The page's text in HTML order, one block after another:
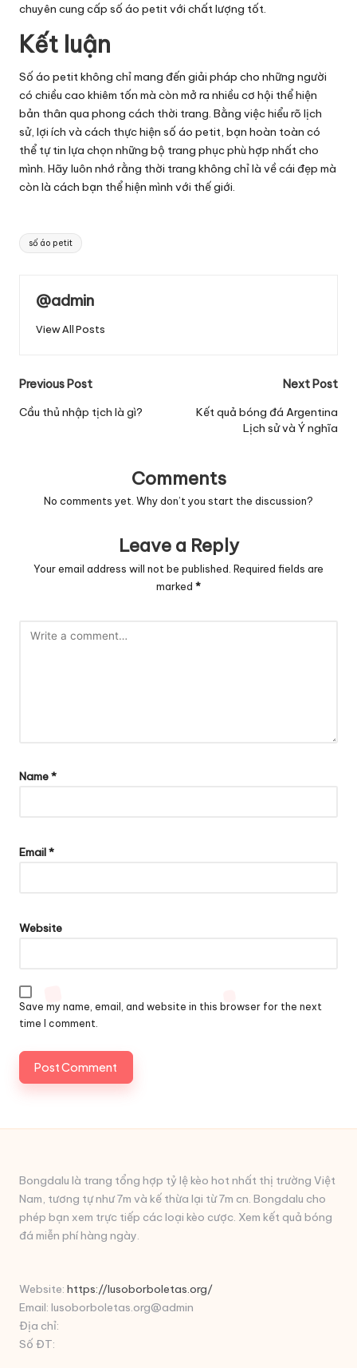
chuyên cung cấp số áo petit với chất lượng tốt.
Kết luận
Số áo petit không chỉ mang đến giải pháp cho những người
có chiều cao khiêm tốn mà còn mở ra nhiều cơ hội thể hiện
bản thân qua phong cách thời trang. Bằng việc hiểu rõ lịch
sử, lợi ích và cách thực hiện số áo petit, bạn hoàn toàn có
thể tự tin lựa chọn những bộ trang phục phù hợp nhất cho
mình. Hãy luôn nhớ rằng thời trang không chỉ là về cái đẹp mà
còn là cách bạn thể hiện mình với thế giới.
Tags:
số áo petit
@admin
View All Posts
Post
navigation
Previous Post
Cầu thủ nhập tịch là gì?
Next Post
Kết quả bóng đá Argentina
Lịch sử và Ý nghĩa
Comments
No comments yet. Why don’t you start the discussion?
Leave a Reply
Your email address will not be published. Required fields are
marked *
Name*
Email*
Website
Save my name, email, and website in this browser for the next
time I comment.
Bongdalu là trang tổng hợp tỷ lệ kèo hot nhất thị trường Việt
Nam, tương tự như 7m và kế thừa lại từ 7m cn. Bongdalu cho
phép bạn xem trực tiếp các loại kèo cược. Xem kết quả bóng
đá miễn phí hàng ngày.
Website: https://lusoborboletas.org/
Email: lusoborboletas.org@admin
Địa chỉ:
Số ĐT: